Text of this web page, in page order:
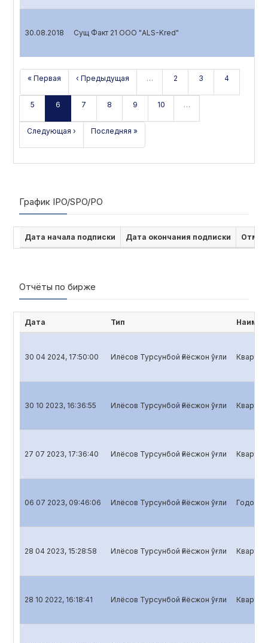
30.08.2018 Сущ Факт 21 ООО "ALS-Kred"
« Первая ‹ Предыдущая … 2 3 4
5 6 7 8 9 10 …
Следующая › Последняя »
График IPO/SPO/PO
Дата начала подписки Дата окончания подписки
Отчёты по бирже
Дата Тип
30 04 2024, 17:50:00 Илёсов Турсунбой Ғиёсжон ўғли
30 10 2023, 16:36:55 Илёсов Турсунбой Ғиёсжон ўғли
27 07 2023, 17:36:40 Илёсов Турсунбой Ғиёсжон ўғли
06 07 2023, 09:46:06 Илёсов Турсунбой Ғиёсжон ўғли
28 04 2023, 15:28:58 Илёсов Турсунбой Ғиёсжон ўғли
28 10 2022, 16:18:41 Илёсов Турсунбой Ғиёсжон ўғли